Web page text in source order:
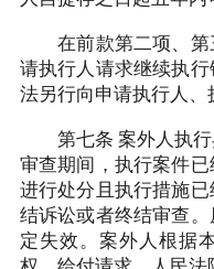
在前款第二项、第
请执行人请求继续执
法另行向申请执行人、
第七条 案外人执行
审查期间，执行案件
进行处分且执行措施
结诉讼或者终结审查
定失效。案外人根据